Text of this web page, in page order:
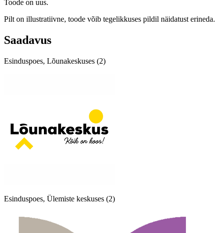
Toode on uus.
Pilt on illustratiivne, toode võib tegelikkuses pildil näidatust erineda.
Saadavus
Esinduspoes, Lõunakeskuses (2)
Esinduspoes, Ülemiste keskuses (2)